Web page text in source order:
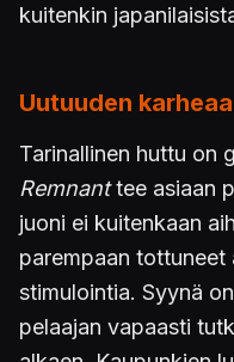
kuitenkin
Uutuuden
Tarinallinen huttu on
Remnanttee asiaan
juoni ei kuitenkaan
parempaan
stimulointia. Syynä
pelaajan vapaasti